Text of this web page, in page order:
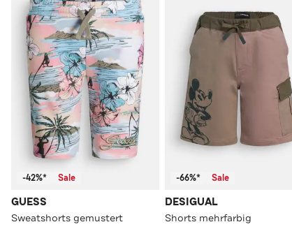
-42%* Sale
GUESS
Sweatshorts gemustert
-66%* Sale
DESIGUAL
Shorts mehrfarbig